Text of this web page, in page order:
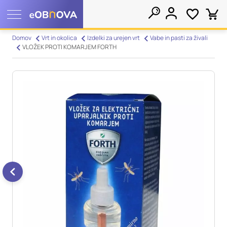
Domov Vrt in okolica Izdelki za urejen vrt
Vabe in pasti za živali
VLOŽEK PROTI KOMARJEM FORTH
Nastavitve piškotkov
pridobi informacije iz vašega brskalnika, večinoma v obliki
piškotkov. Te informacije se lahko navezujejo na vas, vaše
nastavitve, vašo napravo ali pa skrbijo, da vaše spletno mesto
deluje v skladu z vašimi pričakovanji. Te informacije običajno
ne razkrivajo neposredno vaše identitete, vendar vam lahko
zagotovijo bolj prilagojeno spletno uporabniško izkušnjo.
Nekatere vrste piškotkov lahko zavrnete. Klikajte različna
imena kategorij, da si ogledate več informacij in spremenite
privzete nastavitve. Blokiranje določenih vrst piškotkov vpliva
na vašo uporabo tega spletnega mesta in naše storitve.